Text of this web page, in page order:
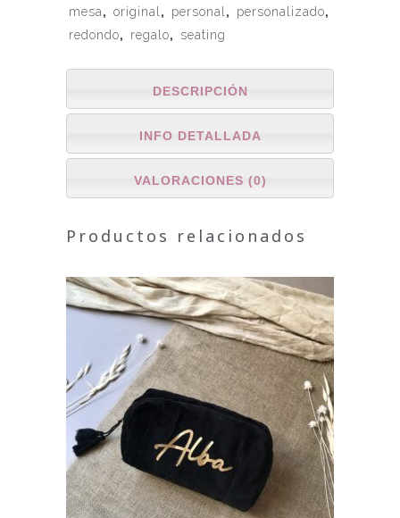
mesa, original , personal , personalizado,
redondo, regalo, seating
DESCRIPCIÓN
INFO DETALLADA
VALORACIONES (0)
Productos relacionados